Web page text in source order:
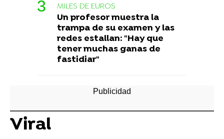
MILES DE EUROS
Un profesor muestra la
trampa de su examen y las
redes estallan: "Hay que
tener muchas ganas de
fastidiar"
Viral